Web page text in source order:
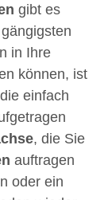
gibt es
in Ihre
können, ist
einfach
, die Sie
auftragen
oder ein